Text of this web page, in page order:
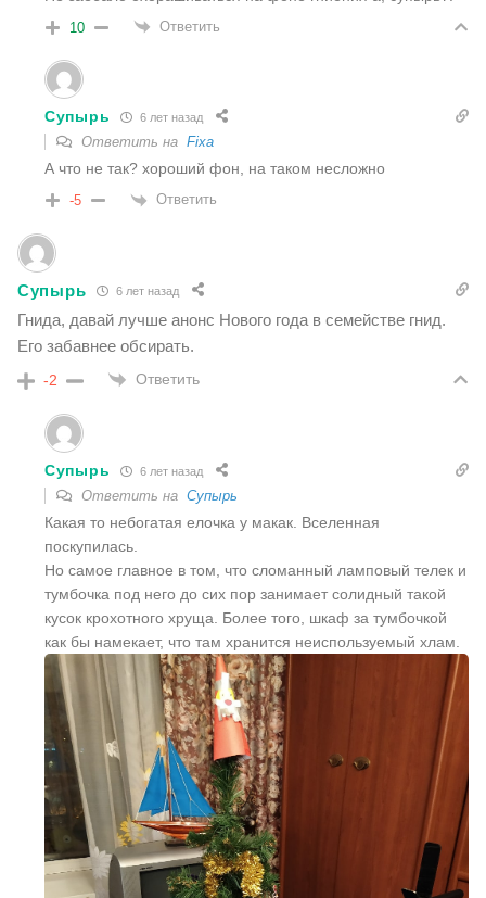
10 Ответить
Супырь 6 лет назад
Ответить на Fixa
А что не так? хороший фон, на таком несложно
-5 Ответить
Супырь 6 лет назад
Гнида, давай лучше анонс Нового года в семействе гнид.
Его забавнее обсирать.
-2 Ответить
Супырь 6 лет назад
Ответить на Супырь
Какая то небогатая елочка у макак. Вселенная
поскупилась.
Но самое главное в том, что сломанный ламповый телек и
тумбочка под него до сих пор занимает солидный такой
кусок крохотного хруща. Более того, шкаф за тумбочкой
как бы намекает, что там хранится неиспользуемый хлам.